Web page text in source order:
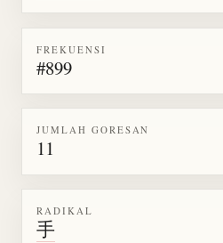
FREKUENSI
#899
JUMLAH GORESAN
11
RADIKAL
手